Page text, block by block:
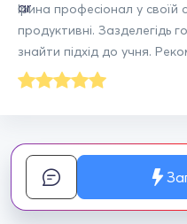
Ірина професіонал у своїй
продуктивні. Зазделегідь
знайти підхід до учня.